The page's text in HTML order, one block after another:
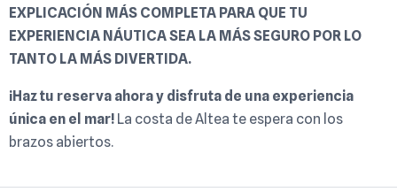
EXPLICACIÓN MÁS COMPLETA PARA QUE TU
EXPERIENCIA NÁUTICA SEA LA MÁS SEGURO POR LO
TANTO LA MÁS DIVERTIDA.
¡Haz tu reserva ahora y disfruta de una experiencia
única en el mar! La costa de Altea te espera con los
brazos abiertos.